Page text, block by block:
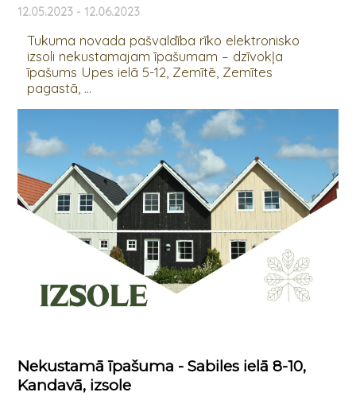
12.05.2023 - 12.06.2023
Tukuma novada pašvaldība rīko elektronisko
izsoli nekustamajam īpašumam – dzīvokļa
īpašums Upes ielā 5-12, Zemītē, Zemītes
pagastā, ...
Nekustamā īpašuma - Sabiles ielā 8-10,
Kandavā, izsole